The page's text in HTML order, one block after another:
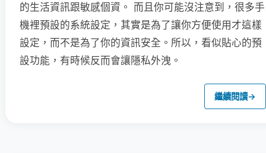
的生活資訊跟敏感個資。 而且你可能沒注意到，很多手
機裡預設的系統設定，其實是為了讓你方便使用才這樣
設定，而不是為了你的資訊安全。所以，看似貼心的預
設功能，有時候反而會讓隱私外洩。
繼續閱讀→